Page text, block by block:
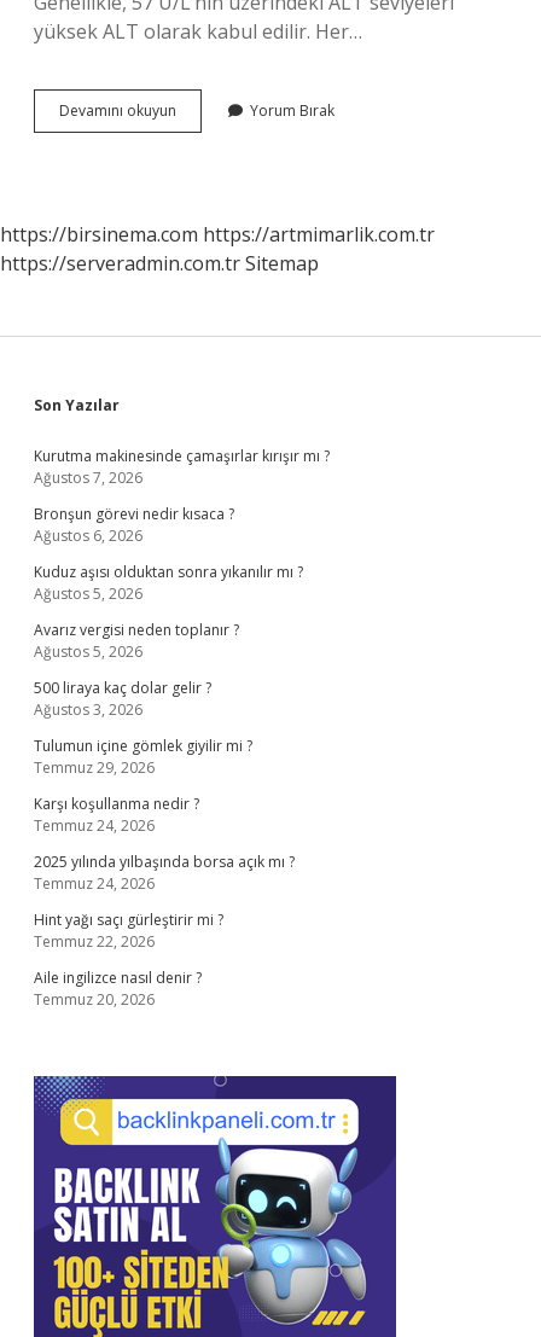
yüksek ALT olarak kabul edilir. Her…
Devamını okuyun
Kaçtan
Yorum Bırak
https://birsinema.com https://artmimarlik.com.tr
https://serveradmin.com.trSitemap
Sidebar
Son Yazılar
Kurutma makinesinde çamaşırlar kırışır mı ?
Ağustos 7, 2026
Bronşun görevi nedir kısaca ?
Ağustos 6, 2026
Kuduz aşısı olduktan sonra yıkanılır mı ?
Ağustos 5, 2026
Avarız vergisi neden toplanır ?
Ağustos 5, 2026
500 liraya kaç dolar gelir ?
Ağustos 3, 2026
Tulumun içine gömlek giyilir mi ?
Temmuz 29, 2026
Karşı koşullanma nedir ?
Temmuz 24, 2026
2025 yılında yılbaşında borsa açık mı ?
Temmuz 24, 2026
Hint yağı saçı gürleştirir mi ?
Temmuz 22, 2026
Aile ingilizce nasıl denir ?
Temmuz 20, 2026